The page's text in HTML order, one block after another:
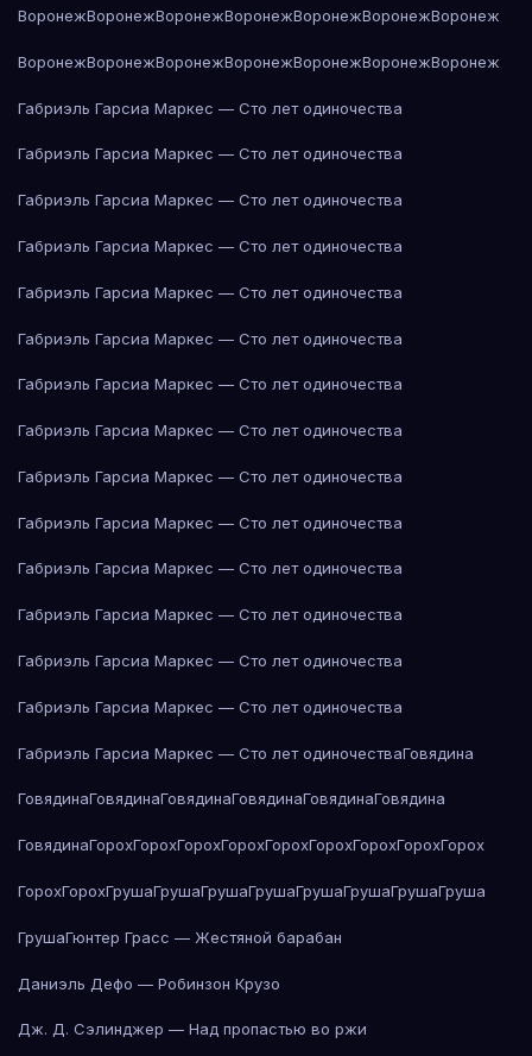
ВоронежВоронежВоронежВоронежВоронежВоронежВоронеж
ВоронежВоронежВоронежВоронежВоронежВоронежВоронеж
Габриэль Гарсиа Маркес — Сто лет одиночества
Габриэль Гарсиа Маркес — Сто лет одиночества
Габриэль Гарсиа Маркес — Сто лет одиночества
Габриэль Гарсиа Маркес — Сто лет одиночества
Габриэль Гарсиа Маркес — Сто лет одиночества
Габриэль Гарсиа Маркес — Сто лет одиночества
Габриэль Гарсиа Маркес — Сто лет одиночества
Габриэль Гарсиа Маркес — Сто лет одиночества
Габриэль Гарсиа Маркес — Сто лет одиночества
Габриэль Гарсиа Маркес — Сто лет одиночества
Габриэль Гарсиа Маркес — Сто лет одиночества
Габриэль Гарсиа Маркес — Сто лет одиночества
Габриэль Гарсиа Маркес — Сто лет одиночества
Габриэль Гарсиа Маркес — Сто лет одиночества
Габриэль Гарсиа Маркес — Сто лет одиночестваГовядина
ГовядинаГовядинаГовядинаГовядинаГовядинаГовядина
ГовядинаГорохГорохГорохГорохГорохГорохГорохГорохГорох
ГорохГорохГрушаГрушаГрушаГрушаГрушаГрушаГрушаГруша
ГрушаГюнтер Грасс — Жестяной барабан
Даниэль Дефо — Робинзон Крузо
Дж. Д. Сэлинджер — Над пропастью во ржи